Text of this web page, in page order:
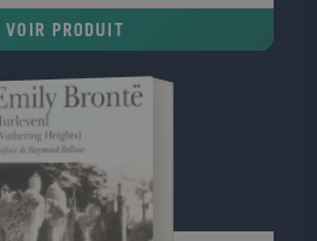
VOIR PRODUIT